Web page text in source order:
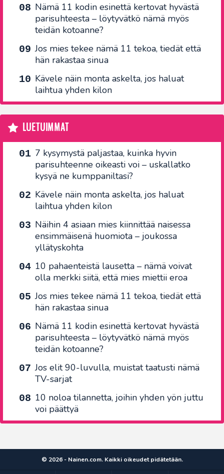
Nämä 11 kodin esinettä kertovat hyvästä
parisuhteesta – löytyvätkö nämä myös
teidän kotoanne?
Jos mies tekee nämä 11 tekoa, tiedät että
hän rakastaa sinua
Kävele näin monta askelta, jos haluat
laihtua yhden kilon
LUETUIMMAT
7 kysymystä paljastaa, kuinka hyvin
parisuhteenne oikeasti voi – uskallatko
kysyä ne kumppaniltasi?
Kävele näin monta askelta, jos haluat
laihtua yhden kilon
Näihin 4 asiaan mies kiinnittää naisessa
ensimmäisenä huomiota – joukossa
yllätyskohta
10 pahaenteistä lausetta – nämä voivat
olla merkki siitä, että mies miettii eroa
Jos mies tekee nämä 11 tekoa, tiedät että
hän rakastaa sinua
Nämä 11 kodin esinettä kertovat hyvästä
parisuhteesta – löytyvätkö nämä myös
teidän kotoanne?
Jos elit 90-luvulla, muistat taatusti nämä
TV-sarjat
10 noloa tilannetta, joihin yhden yön juttu
voi päättyä
© 2026 - Nainen.com. Kaikki oikeudet pidätetään.